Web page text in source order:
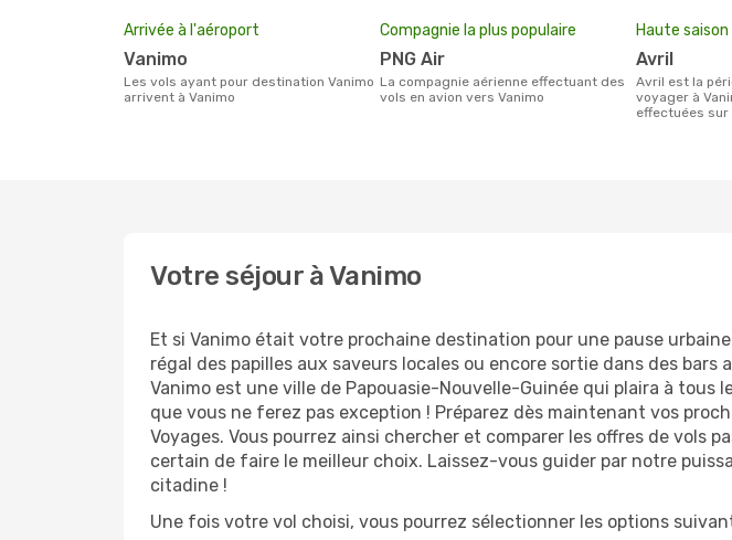
Arrivée à l'aéroport
Vanimo
Les vols ayant pour destination Vanimo
arrivent à Vanimo
Compagnie la plus populaire
PNG Air
La compagnie aérienne effectuant des
vols en avion vers Vanimo
Haute saison
avril
avril est la période la plus chargée pour
voyager à
effectuées sur
Votre séjour à Vanimo
Et si Vanimo était votre prochaine destination pour une pause
régal des papilles aux saveurs locales ou encore sortie dans des
Vanimo est une ville de Papouasie-Nouvelle-Guinée qui plaira à
que vous ne ferez pas exception ! Préparez dès maintenant vos
Voyages. Vous pourrez ainsi chercher et comparer les offres de vols
certain de faire le meilleur choix. Laissez-vous guider par notre
citadine !
Une fois votre vol choisi, vous pourrez sélectionner les options